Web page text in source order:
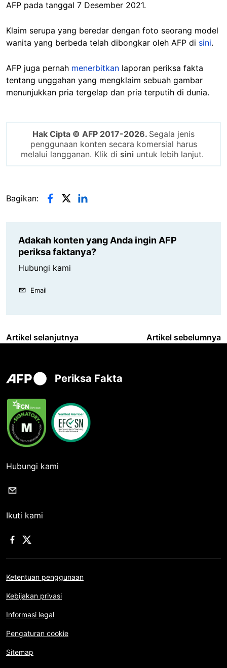
AFP pada tanggal 7 Desember 2021.
Klaim serupa yang beredar dengan foto seorang model
wanita yang berbeda telah dibongkar oleh AFP di sini.
AFP juga pernah menerbitkan laporan periksa fakta
tentang unggahan yang mengklaim sebuah gambar
menunjukkan pria tergelap dan pria terputih di dunia.
Hak Cipta © AFP 2017-2026. Segala jenis
penggunaan konten secara komersial harus
melalui langganan. Klik di sini untuk lebih lanjut.
Bagikan:
Adakah konten yang Anda ingin AFP
periksa faktanya?
Hubungi kami
Email
Artikel selanjutnya Artikel sebelumnya
Periksa Fakta
Hubungi kami
Ikuti kami
Ketentuan penggunaan
Kebijakan privasi
Informasi legal
Pengaturan cookie
Sitemap